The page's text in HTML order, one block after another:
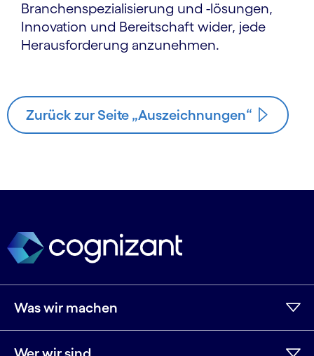
Branchenspezialisierung und -lösungen,
Innovation und Bereitschaft wider, jede
Herausforderung anzunehmen.
Zurück zur Seite „Auszeichnungen“
Was wir machen